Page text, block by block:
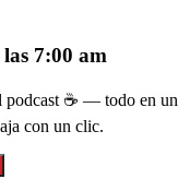
7:00 am
podcast ☕ — todo en un
con un clic.